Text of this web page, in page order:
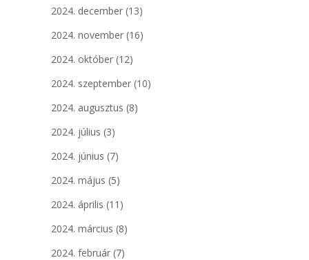
2024. december (13)
2024. november (16)
2024. október (12)
2024. szeptember (10)
2024. augusztus (8)
2024. július (3)
2024. június (7)
2024. május (5)
2024. április (11)
2024. március (8)
2024. február (7)